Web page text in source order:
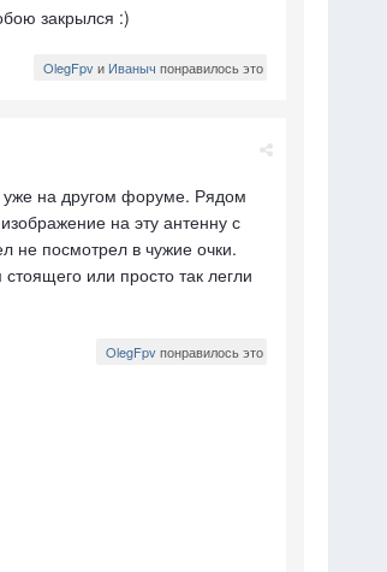
закрылся :)
OlegFpvи Иваныч понравилось это
уже на другом форуме. Рядом
на эту антенну с
не посмотрел в чужие очки.
или просто так легли
OlegFpvпонравилось это